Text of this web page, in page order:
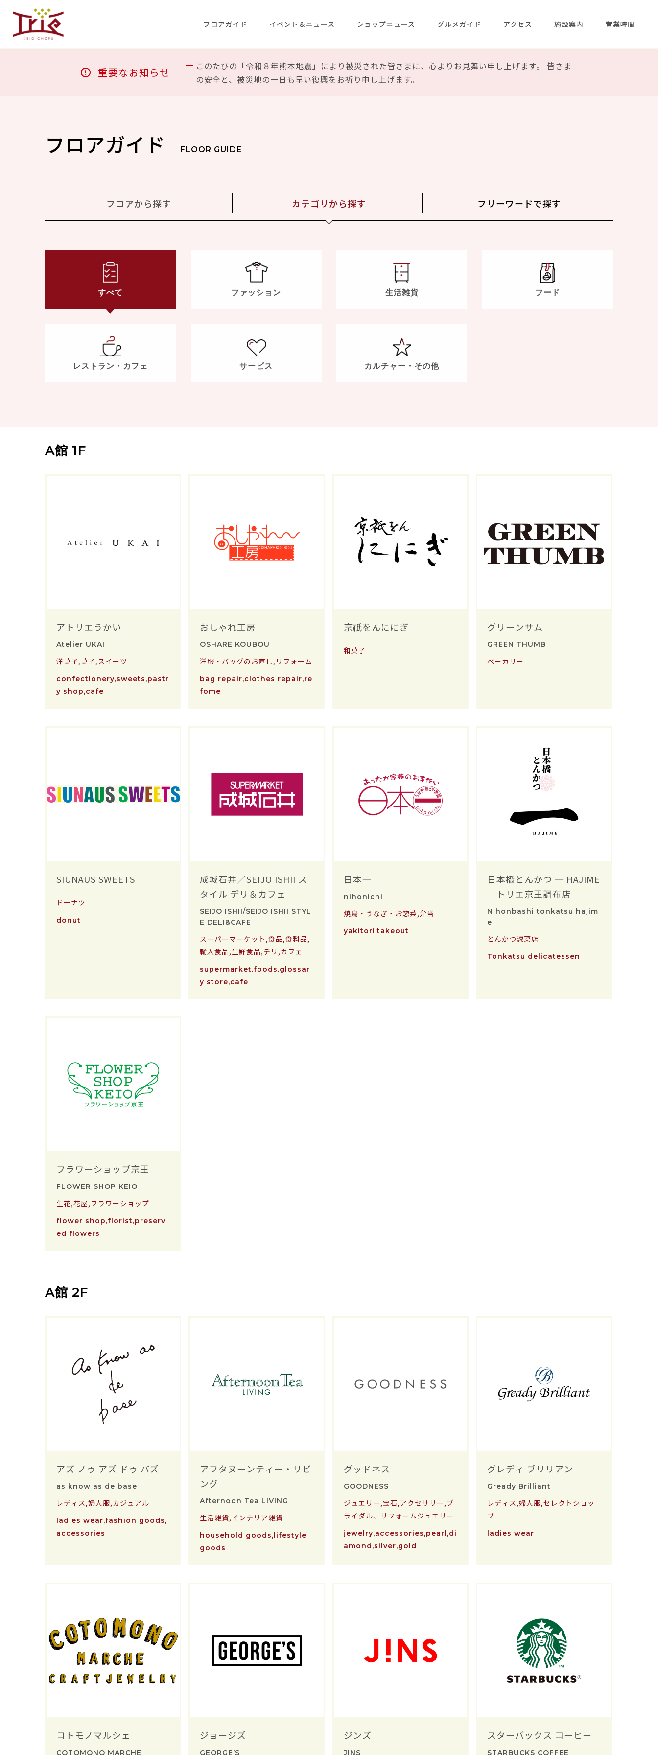
フロアガイド イベント＆ニュース ショップニュース グルメガイド アクセス 施設案内 営業時間
重要なお知らせ
このたびの「令和８年熊本地震」により被災された皆さまに、心よりお見舞い申し上げます。 皆さま
の安全と、被災地の一日も早い復興をお祈り申し上げます。
フロアガイド FLOOR GUIDE
フロアから探す カテゴリから探す フリーワードで探す
すべて ファッション 生活雑貨 フード
レストラン・ カフェ サービス カルチャー・ その他
A館 1F
アトリエうかい
Atelier UKAI
洋菓子,菓子,スイーツ
confectionery,sweets,pastr
y shop,cafe
おしゃれ工房
OSHARE KOUBOU
洋服・バッグのお直し,リフォーム
bag repair,clothes repair,re
fome
京祇をんににぎ
和菓子
グリーンサム
GREEN THUMB
ベーカリー
SIUNAUS SWEETS
ドーナツ
donut
成城石井／SEIJO ISHII ス
タイル デリ＆カフェ
SEIJO ISHII/SEIJO ISHII STYL
E DELI&CAFE
スーパーマーケット,食品,食料品,
輸入食品,生鮮食品,デリ,カフェ
supermarket,foods,glossar
y store,cafe
日本一
nihonichi
焼鳥・うなぎ・お惣菜,弁当
yakitori,takeout
日本橋とんかつ 一 HAJIME
トリエ京王調布店
Nihonbashi tonkatsu hajim
e
とんかつ惣菜店
Tonkatsu delicatessen
フラワーショップ京王
FLOWER SHOP KEIO
生花,花屋,フラワーショップ
flower shop,florist,preserv
ed flowers
A館 2F
アズ ノゥ アズ ドゥ バズ
as know as de base
レディス,婦人服,カジュアル
ladies wear,fashion goods,
accessories
アフタヌーンティー・リビ
ング
Afternoon Tea LIVING
生活雑貨,インテリア雑貨
household goods,lifestyle
goods
グッドネス
GOODNESS
ジュエリー,宝石,アクセサリー,ブ
ライダル、リフォームジュエリー
jewelry,accessories,pearl,di
amond,silver,gold
グレディ ブリリアン
Gready Brilliant
レディス,婦人服,セレクトショッ
プ
ladies wear
コトモノマルシェ
COTOMONO MARCHE
ジョージズ
GEORGE’S
ジンズ
JINS
スターバックス コーヒー
STARBUCKS COFFEE